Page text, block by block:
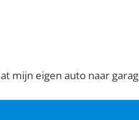
mijn eigen auto naar